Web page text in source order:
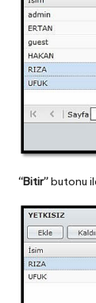
“Bitir”butonu